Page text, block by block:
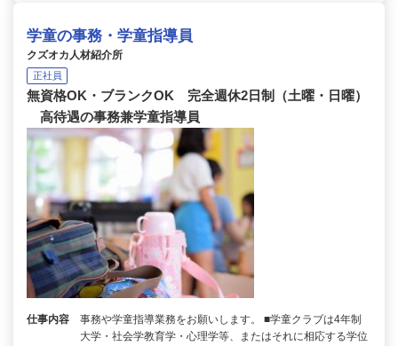
学童の事務・学童指導員
クズオカ人材紹介所
正社員
無資格OK・ブランクOK 完全週休2日制（土曜・日曜）
高待遇の事務兼学童指導員
仕事内容
事務や学童指導業務をお願いします。 ■学童クラブは4年制
大学・社会学教育学・心理学等、またはそれに相応する学位